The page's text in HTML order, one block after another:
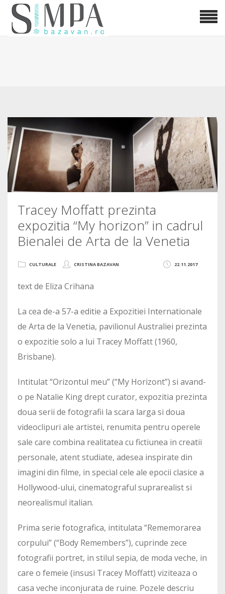
Tracey Moffatt prezinta
expozitia “My horizon” in cadrul
Bienalei de Arta de la Venetia
22.11.2017
CULTURALE CRISTINA BAZAVAN
text de Eliza Crihana
La cea de-a 57-a editie a Expozitiei Internationale
de Arta de la Venetia, pavilionul Australiei prezinta
o expozitie solo a lui Tracey Moffatt (1960,
Brisbane).
Intitulat “Orizontul meu” (“My Horizont”) si avand-
o pe Natalie King drept curator, expozitia prezinta
doua serii de fotografii la scara larga si doua
videoclipuri ale artistei, renumita pentru operele
sale care combina realitatea cu fictiunea in creatii
personale, atent studiate, adesea inspirate din
imagini din filme, in special cele ale epocii clasice a
Hollywood-ului, cinematograful suprarealist si
neorealismul italian.
Prima serie fotografica, intitulata “Rememorarea
corpului” (“Body Remembers”), cuprinde zece
fotografii portret, in stilul sepia, de moda veche, in
care o femeie (insusi Tracey Moffatt) viziteaza o
casa veche inconjurata de ruine. Pozele descriu